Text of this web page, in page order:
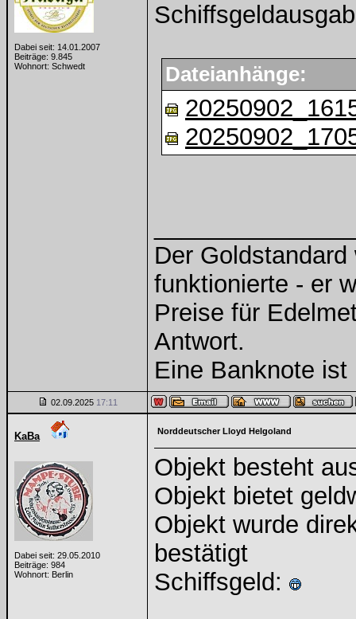
Dabei seit: 14.01.2007
Beiträge: 9.845
Wohnort: Schwedt
Dateianhänge:
Der
funktionierte - er
Preise für
Antwort.
Eine Banknote
02.09.2025 17:11
KaBa
Dabei seit: 29.05.2010
Beiträge: 984
Wohnort: Berlin
Norddeutscher Lloyd Helgoland
Objekt besteht
Objekt bietet
Objekt wurde
bestätigt
Schiffsgeld: